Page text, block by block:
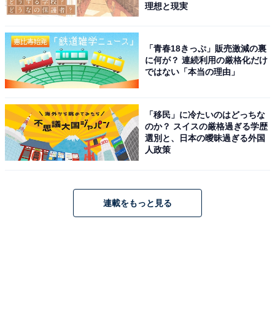
理想と現実
「青春18きっぷ」販売激減の裏
に何が？ 連続利用の厳格化だけ
ではない「本当の理由」
「移民」に冷たいのはどっちな
のか？ スイスの厳格過ぎる学歴
選別と、日本の曖昧過ぎる外国
人政策
連載をもっと見る